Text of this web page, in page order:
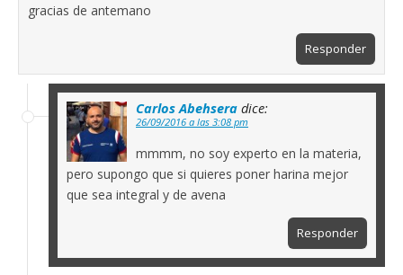
gracias de antemano
Responder
Carlos Abehsera dice:
26/09/2016 a las 3:08 pm
mmmm, no soy experto en la materia,
pero supongo que si quieres poner harina mejor
que sea integral y de avena
Responder